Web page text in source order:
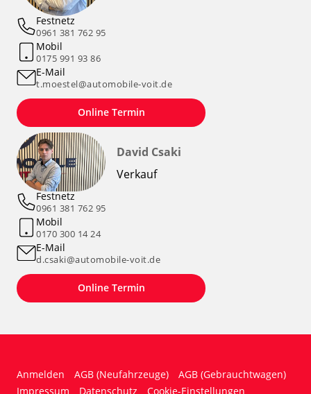
Festnetz
0961 381 762 95
Mobil
0175 991 93 86
E-Mail
t.moestel@automobile-voit.de
Online Termin
David Csaki
Verkauf
Festnetz
0961 381 762 95
Mobil
0170 300 14 24
E-Mail
d.csaki@automobile-voit.de
Online Termin
Anmelden AGB (Neufahrzeuge)
AGB (Gebrauchtwagen)
Impressum
Datenschutz Cookie-Einstellungen